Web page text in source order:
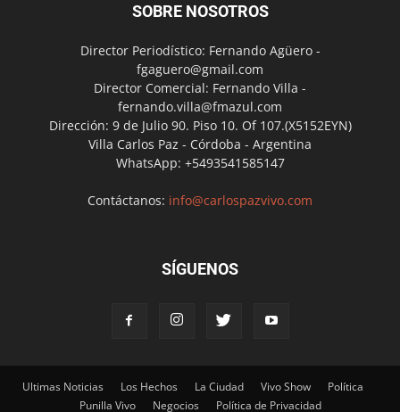
SOBRE NOSOTROS
Director Periodístico: Fernando Agüero -
fgaguero@gmail.com
Director Comercial: Fernando Villa -
fernando.villa@fmazul.com
Dirección: 9 de Julio 90. Piso 10. Of 107.(X5152EYN)
Villa Carlos Paz - Córdoba - Argentina
WhatsApp: +5493541585147
Contáctanos: info@carlospazvivo.com
SÍGUENOS
Ultimas Noticias Los Hechos La Ciudad Vivo Show
Política
Punilla Vivo
Negocios Política de Privacidad